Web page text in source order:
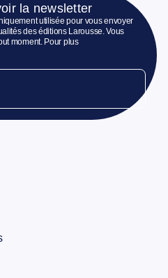
la newsletter
utilisée pour vous envoyer
des éditions Larousse. Vous
moment. Pour plus